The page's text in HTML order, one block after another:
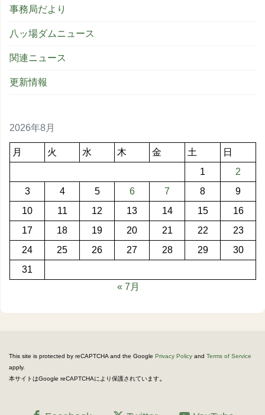
事務局だより
八ッ場ダムニュース
関連ニュース
更新情報
2026年8月
月 火 水 木 金 土
日
1
2
3
4 5 6 7 8
9
10
11 12 13 14 15
16
17
18 19 20 21 22
23
24
25 26 27 28 29
30
31
« 7月
This site is protected by reCAPTCHA and the Google Privacy Policy and Terms of Service
apply.
本サイトはGoogle reCAPTCHAにより保護されています。